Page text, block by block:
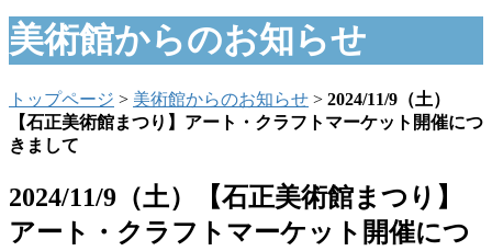
美術館からのお知らせ
トップページ > 美術館からのお知らせ > 2024/11/9（土）
【石正美術館まつり】アート・クラフトマーケット開催につ
きまして
2024/11/9（土）【石正美術館まつり】
アート・クラフトマーケット開催につ